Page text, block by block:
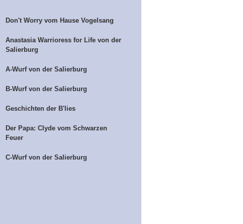
Don't Worry vom Hause Vogelsang
Anastasia Warrioress for Life von der
Salierburg
A-Wurf von der Salierburg
B-Wurf von der Salierburg
Geschichten der B'lies
Der Papa: Clyde vom Schwarzen
Feuer
C-Wurf von der Salierburg